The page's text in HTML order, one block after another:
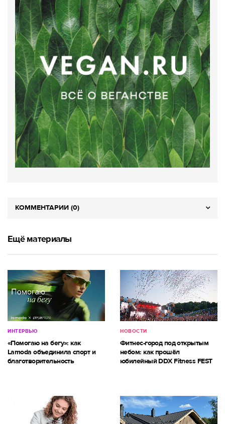
КОММЕНТАРИИ (0)
Ещё материалы
ИНТЕРВЬЮ
«Помогаю на бегу»: как
Lamoda объединила спорт и
благотворительность
НОВОСТИ
Фитнес-город под открытым
небом: как прошёл
юбилейный DDX Fitness FEST